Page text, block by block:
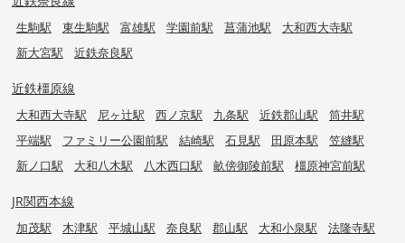
生駒駅 東生駒駅 富雄駅 学園前駅 菖蒲池駅
大和西大寺駅
新大宮駅
近鉄奈良駅
近鉄橿原線
大和西大寺駅 尼ヶ辻駅 西ノ京駅 九条駅 近鉄郡山駅
筒井駅
平端駅
ファミリー公園前駅 結崎駅 石見駅 田原本駅
笠縫駅
新ノ口駅
大和八木駅 八木西口駅 畝傍御陵前駅 橿原神宮前駅
JR関西本線
加茂駅 木津駅 平城山駅 奈良駅 郡山駅 大和小泉駅
法隆寺駅